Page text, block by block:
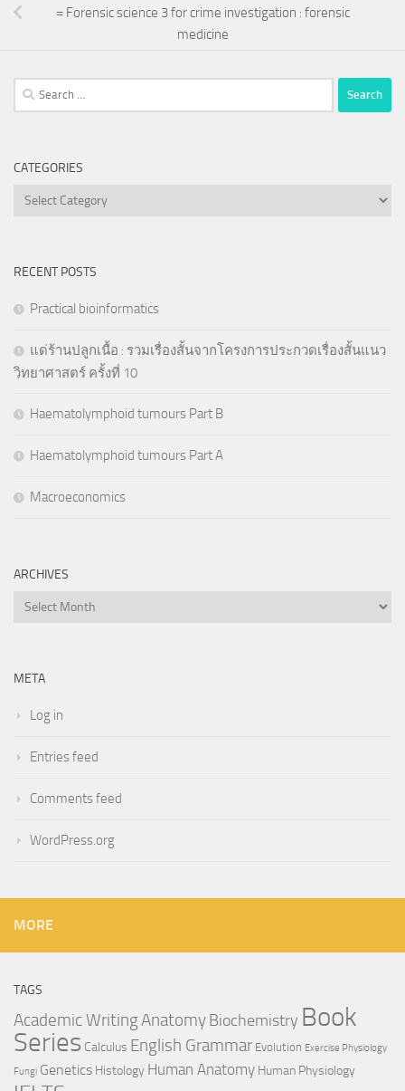
= Forensic science 3 for crime investigation : forensic
medicine
Search
for:
CATEGORIES
Categories
RECENT POSTS
Practical bioinformatics
แด่ร้านปลูกเนื้อ : รวมเรื่องสั้นจากโครงการประกวดเรื่องสั้นแนว
วิทยาศาสตร์ ครั้งที่ 10
Haematolymphoid tumours Part B
Haematolymphoid tumours Part A
Macroeconomics
ARCHIVES
Archives
META
Log in
Entries feed
Comments feed
WordPress.org
MORE
TAGS
Academic WritingAnatomyBiochemistry Book
Series Calculus English Grammar Evolution Exercise Physiology
Fungi Genetics Histology Human Anatomy Human Physiology